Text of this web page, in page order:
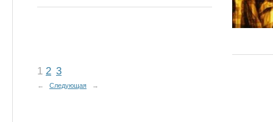
1 2 3
← Следующая →